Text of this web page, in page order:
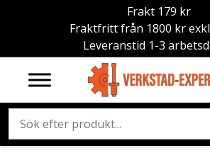
Frakt 179 kr
Fraktfritt från 1800 kr
Leveranstid 1-3